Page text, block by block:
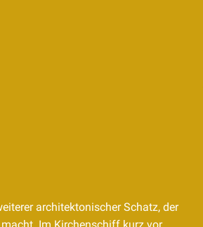
architektonischer Schatz, der